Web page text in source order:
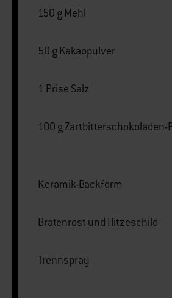
150 g Mehl
50 g Kakaopulver
1 Prise Salz
100 g Zartbitterschokoladen-
Keramik-Backform
Bratenrost und Hitzeschild
Trennspray